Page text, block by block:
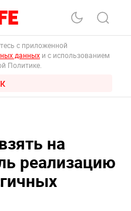
с приложенной
данных и с использованием
Политике.
на
реализацию